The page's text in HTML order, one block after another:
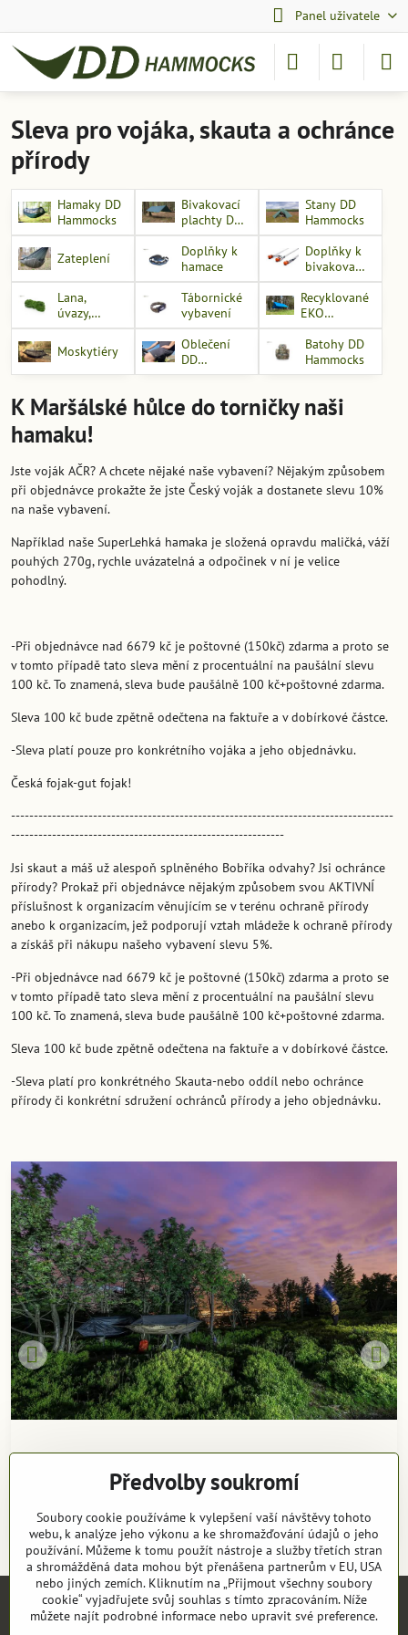
Panel uživatele
Sleva pro vojáka, skauta a ochránce
přírody
Hamaky DD
Hammocks
Bivakovací
plachty DD
Hammocks
Stany DD
Hammocks
Zateplení
Doplňky k
hamace
Doplňky k
bivakovací
plachtě
Lana,
úvazy,
karabiny
Tábornické
vybavení
Recyklované
EKO
vybavení
Moskytiéry
Oblečení
DD
Hammocks
Batohy DD
Hammocks
K Maršálské hůlce do torničky naši
hamaku!
Jste voják AČR? A chcete nějaké naše vybavení? Nějakým způsobem
při objednávce prokažte že jste Český voják a dostanete slevu 10%
na naše vybavení.
Například naše SuperLehká hamaka je složená opravdu maličká, váží
pouhých 270g, rychle uvázatelná a odpočinek v ní je velice
pohodlný.
-Při objednávce nad 6679 kč je poštovné (150kč) zdarma a proto se
v tomto případě tato sleva mění z procentuální na paušální slevu
100 kč. To znamená, sleva bude paušálně 100 kč+poštovné zdarma.
Sleva 100 kč bude zpětně odečtena na faktuře a v dobírkové částce.
-Sleva platí pouze pro konkrétního vojáka a jeho objednávku.
Česká fojak-gut fojak!
------------------------------------------------------------------------------------
------------------------------------------------------------
Jsi skaut a máš už alespoň splněného Bobříka odvahy? Jsi ochránce
přírody? Prokaž při objednávce nějakým způsobem svou AKTIVNÍ
příslušnost k organizacím věnujícím se v terénu ochraně přírody
anebo k organizacím, jež podporují vztah mládeže k ochraně přírody
a získáš při nákupu našeho vybavení slevu 5%.
-Při objednávce nad 6679 kč je poštovné (150kč) zdarma a proto se
v tomto případě tato sleva mění z procentuální na paušální slevu
100 kč. To znamená, sleva bude paušálně 100 kč+poštovné zdarma.
Sleva 100 kč bude zpětně odečtena na faktuře a v dobírkové částce.
-Sleva platí pro konkrétného Skauta-nebo oddíl nebo ochránce
přírody či konkrétní sdružení ochránců přírody a jeho objednávku.
Objednávky
Předvolby soukromí
Soubory cookie používáme k vylepšení vaší návštěvy tohoto
webu, k analýze jeho výkonu a ke shromažďování údajů o jeho
používání. Můžeme k tomu použít nástroje a služby třetích stran
a shromážděná data mohou být přenášena partnerům v EU, USA
nebo jiných zemích. Kliknutím na „Přijmout všechny soubory
cookie“ vyjadřujete svůj souhlas s tímto zpracováním. Níže
můžete najít podrobné informace nebo upravit své preference.